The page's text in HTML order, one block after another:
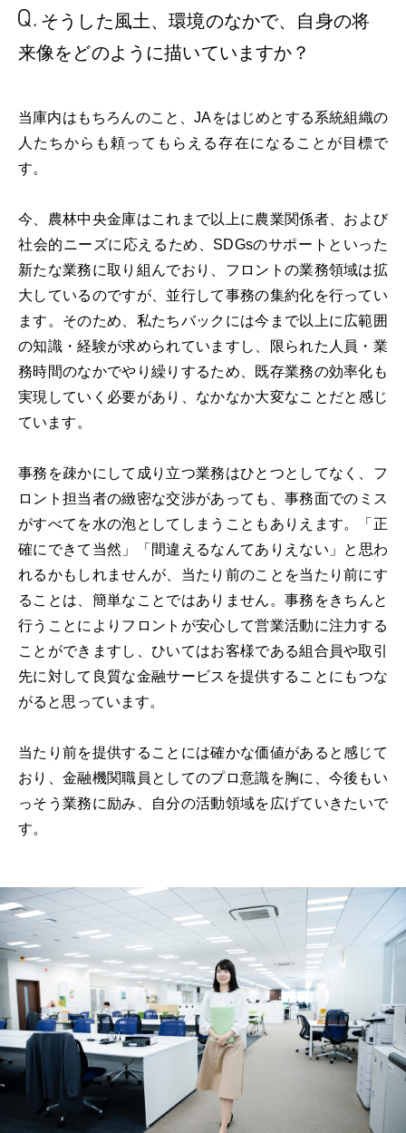
そうした風土、環境のなかで、 自身の将
来像をどのように描いていますか？
当庫内はもちろんのこと、JAをはじめとする系統組織の
人たちからも頼ってもらえる存在になることが目標で
す。
今、農林中央金庫はこれまで以上に農業関係者、および
社会的ニーズに応えるため、SDGsのサポートといった
新たな業務に取り組んでおり、フロントの業務領域は拡
大しているのですが、並行して事務の集約化を行ってい
ます。そのため、私たちバックには今まで以上に広範囲
の知識・経験が求められていますし、限られた人員・業
務時間のなかでやり繰りするため、既存業務の効率化も
実現していく必要があり、なかなか大変なことだと感じ
ています。
事務を疎かにして成り立つ業務はひとつとしてなく、フ
ロント担当者の緻密な交渉があっても、事務面でのミス
がすべてを水の泡としてしまうこともありえます。「正
確にできて当然」「間違えるなんてありえない」と思わ
れるかもしれませんが、当たり前のことを当たり前にす
ることは、簡単なことではありません。事務をきちんと
行うことによりフロントが安心して営業活動に注力する
ことができますし、ひいてはお客様である組合員や取引
先に対して良質な金融サービスを提供することにもつな
がると思っています。
当たり前を提供することには確かな価値があると感じて
おり、金融機関職員としてのプロ意識を胸に、今後もい
っそう業務に励み、自分の活動領域を広げていきたいで
す。